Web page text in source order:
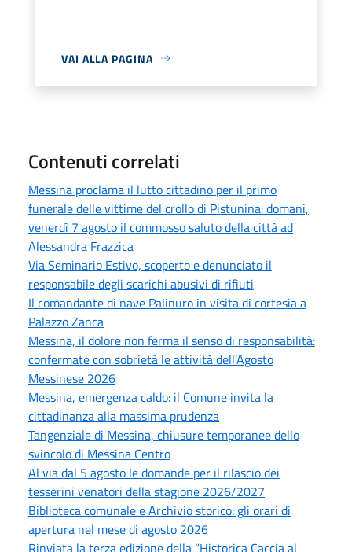
VAI ALLA PAGINA
Contenuti correlati
Messina proclama il lutto cittadino per il primo
funerale delle vittime del crollo di Pistunina: domani,
venerdì 7 agosto il commosso saluto della città ad
Alessandra Frazzica
Via Seminario Estivo, scoperto e denunciato il
responsabile degli scarichi abusivi di rifiuti
Il comandante di nave Palinuro in visita di cortesia a
Palazzo Zanca
Messina, il dolore non ferma il senso di responsabilità:
confermate con sobrietà le attività dell’Agosto
Messinese 2026
Messina, emergenza caldo: il Comune invita la
cittadinanza alla massima prudenza
Tangenziale di Messina, chiusure temporanee dello
svincolo di Messina Centro
Al via dal 5 agosto le domande per il rilascio dei
tesserini venatori della stagione 2026/2027
Biblioteca comunale e Archivio storico: gli orari di
apertura nel mese di agosto 2026
Rinviata la terza edizione della “Historica Caccia al